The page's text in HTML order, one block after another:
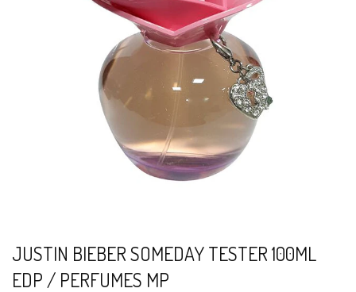
JUSTIN BIEBER SOMEDAY TESTER 100ML
EDP / PERFUMES MP